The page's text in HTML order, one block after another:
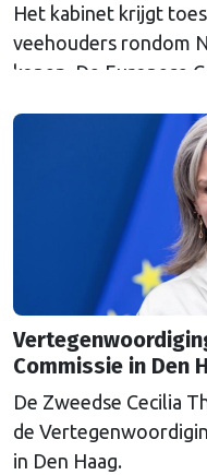
Het kabinet krijgt
veehouders rondom
kopen. De Europese
Commissie in Den
De Zweedse Cecilia
de
in Den Haag.